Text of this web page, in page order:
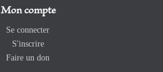
Mon compte
Se connecter
S'inscrire
Faire un don